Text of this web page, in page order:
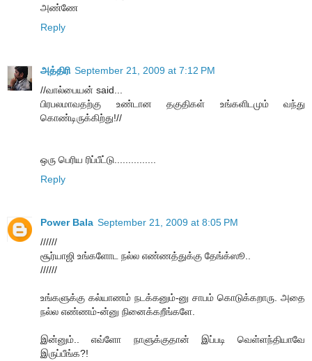
அண்ணே
Reply
அத்திரி September 21, 2009 at 7:12 PM
//வால்பையன் said...
பிரபலமாவதற்கு உண்டான தகுதிகள் உங்களிடமும் வந்து
கொண்டிருக்கிற்து!//
ஒரு பெரிய ரிப்பீட்டு...............
Reply
Power Bala September 21, 2009 at 8:05 PM
//////
சூர்யாஜி உங்களோட நல்ல எண்ணத்துக்கு தேங்க்ஸூ..
//////
உங்களுக்கு கல்யாணம் நடக்கனும்-னு சாபம் கொடுக்கறாரு. அதை
நல்ல எண்ணம்-ன்னு நினைக்கறீங்களே.
இன்னும்.. எவ்ளோ நாளுக்குதான் இப்படி வெள்ளந்தியாவே
இருப்பீங்க?!